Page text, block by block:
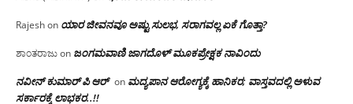
Rajeshon ಯಾರ ಜೀವನವೂ ಅಷ್ಟು ಸುಲಭ, ಸರಾಗವಲ್ಲ ಏಕೆ ಗೊತ್ತಾ?
ಶಾಂತರಾಜುon ಜಂಗಮವಾಣಿ ಜಾಗದೊಳ್ ಮೂಕಪ್ರೇಕ್ಷಕ ನಾವಿಂದು
ನವೀನ್ ಕುಮಾರ್ ಪಿ ಆರ್ on ಮದ್ಯಪಾನ ಆರೋಗ್ಯಕ್ಕೆ ಹಾನಿಕರ; ವಾಸ್ತವದಲ್ಲಿ ಅಳುವ
ಸರ್ಕಾರಕ್ಕೆ ಲಾಭಕರ..!!